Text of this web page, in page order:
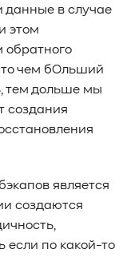
данные в случае
этом
обратного
чем бОльший
тем дольше мы
создания
является
создаются
если по какой-то